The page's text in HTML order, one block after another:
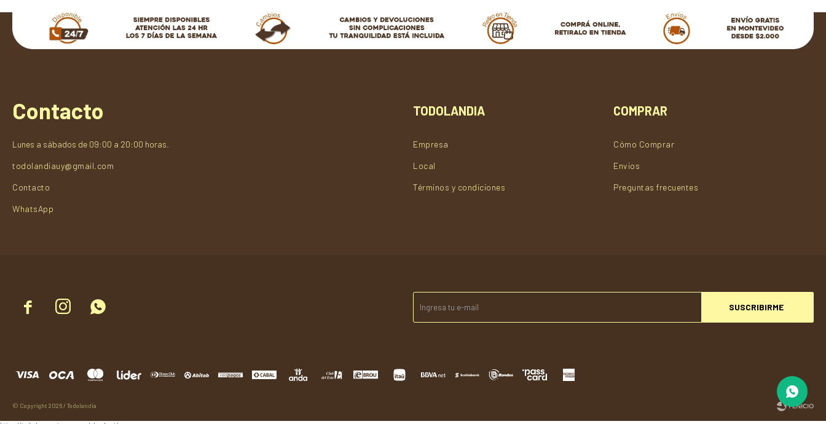
   SUSCRIBIRME
Contacto
Lunes a sábados de 09:00 a 20:00 horas.
todolandiauy@gmail.com
Contacto
WhatsApp
TODOLANDIA
Empresa
Local
Términos y condiciones
COMPRAR
Cómo Comprar
Envios
Preguntas frecuentes
© Copyright 2026 / Todolandia